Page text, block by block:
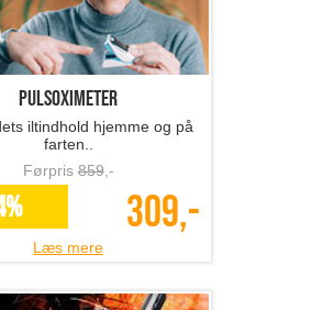
Pulsoximeter
iltindhold hjemme og på
farten..
Førpris859,-
309,-
Læs mere